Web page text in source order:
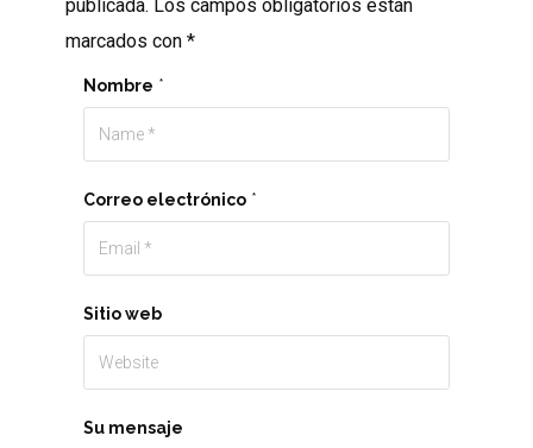
publicada. Los campos obligatorios están
marcados con *
Nombre *
Correo electrónico *
Sitio web
Su mensaje